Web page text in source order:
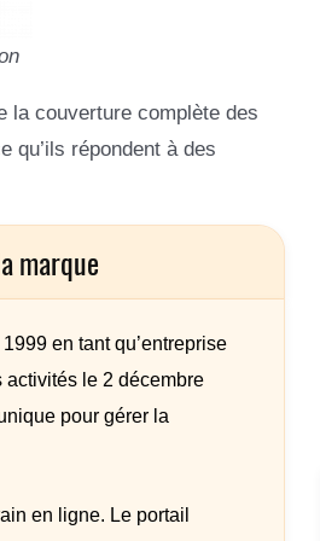
la couverture complète des
qu’ils répondent à des
marque
en tant qu’entreprise
le 2 décembre
pour gérer la
en ligne. Le portail